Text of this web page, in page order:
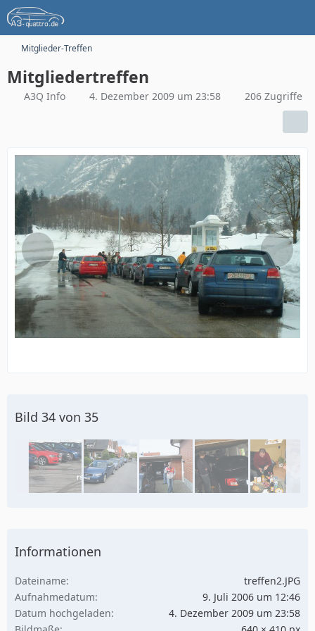
Mitglieder-Treffen
Mitgliedertreffen
A3Q Info 4. Dezember 2009 um 23:58 206 Zugriffe
Bild 34 von 35
Informationen
Dateiname
treffen2.JPG
Aufnahmedatum
9. Juli 2006 um 12:46
Datum hochgeladen
4. Dezember 2009 um 23:58